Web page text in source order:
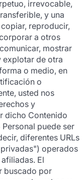
irrevocable,
y una
reproducir,
a otros
mostrar
explotar de otra
o medio, en
o
usted nos
y
dicho Contenido
puede ser
diferentes URLs
operados
El
buscado por